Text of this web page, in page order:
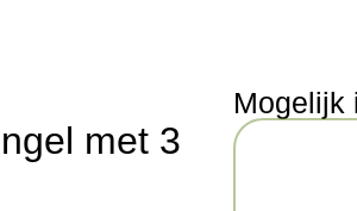
met 3
Mogelijk